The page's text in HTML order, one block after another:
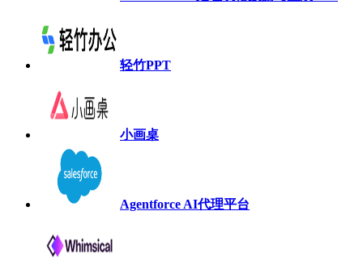
轻竹PPT
小画桌
Agentforce AI代理平台